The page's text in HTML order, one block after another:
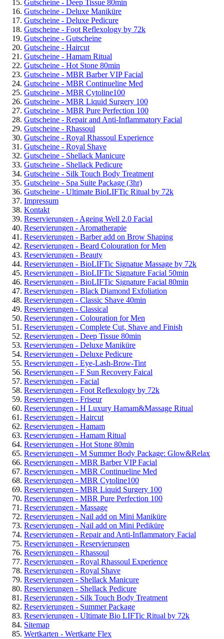
Gutscheine - Deep Tissue 80min
Gutscheine - Deluxe Maniküre
Gutscheine - Deluxe Pedicure
Gutscheine - Foot Reflexology by 72k
Gutscheine - Gutscheine
Gutscheine - Haircut
Gutscheine - Hamam Ritual
Gutscheine - Hot Stone 80min
Gutscheine - MBR Barber VIP Facial
Gutscheine - MBR Continueline Med
Gutscheine - MBR Cytoline100
Gutscheine - MBR Liquid Surgery 100
Gutscheine - MBR Pure Perfection 100
Gutscheine - Repair and Anti-Inflammatory Facial
Gutscheine - Rhassoul
Gutscheine - Royal Rhassoul Experience
Gutscheine - Royal Shave
Gutscheine - Shellack Manicure
Gutscheine - Shellack Pedicure
Gutscheine - Silk Touch Body Treatment
Gutscheine - Spa Suite Package (3hr)
Gutscheine - Ultimate BioLIFTic Ritual by 72k
Impressum
Kontakt
Reservierungen - Ageing Well 2.0 Facial
Reservierungen - Aromatherapie
Reservierungen - Barber add on Brow Shaping
Reservierungen - Beard Colouration for Men
Reservierungen - Beauty
Reservierungen - BioLIFTic Signatue Massage by 72k
Reservierungen - BioLIFTic Signature Facial 50min
Reservierungen - BioLIFTic Signature Facial 80min
Reservierungen - Black Diamond Exfoliation
Reservierungen - Classic Shave 40min
Reservierungen - Classical
Reservierungen - Colouration for Men
Reservierungen - Complete Cut, Shave and Finish
Reservierungen - Deep Tissue 80min
Reservierungen - Deluxe Maniküre
Reservierungen - Deluxe Pedicure
Reservierungen - Eye-Lash-Brow-Tint
Reservierungen - F Sun Recovery Faical
Reservierungen - Facial
Reservierungen - Foot Reflexology by 72k
Reservierungen - Friseur
Reservierungen - H Luxury Hamam&Massage Ritual
Reservierungen - Haircut
Reservierungen - Hamam
Reservierungen - Hamam Ritual
Reservierungen - Hot Stone 80min
Reservierungen - M Summer Body Package: Glow&Relax
Reservierungen - MBR Barber VIP Facial
Reservierungen - MBR Continueline Med
Reservierungen - MBR Cytoline100
Reservierungen - MBR Liquid Surgery 100
Reservierungen - MBR Pure Perfection 100
Reservierungen - Massage
Reservierungen - Nail add on Mini Maniküre
Reservierungen - Nail add on Mini Pediküre
Reservierungen - Repair and Anti-Inflammatory Facial
Reservierungen - Reservierungen
Reservierungen - Rhassoul
Reservierungen - Royal Rhassoul Experience
Reservierungen - Royal Shave
Reservierungen - Shellack Manicure
Reservierungen - Shellack Pedicure
Reservierungen - Silk Touch Body Treatment
Reservierungen - Summer Package
Reservierungen - Ultimate Bio LIFTic Ritual by 72k
Sitemap
Wertkarten - Wertkarte Flex